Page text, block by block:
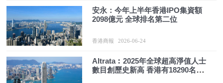
安永：今年上半年香港IPO集資額
2098億元 全球排名第二位
香港商報 2026-06-24
Altrata︰2025年全球超高淨值人士
數目創歷史新高 香港有18290名位